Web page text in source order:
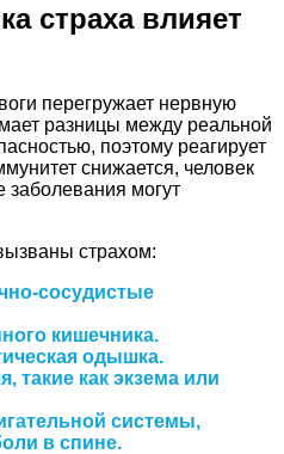
страха влияет
перегружает нервную
разницы между реальной
поэтому реагирует
снижается, человек
заболевания могут
страхом:
сосудистые
кишечника.
одышка.
такие как экзема или
системы,
в спине.